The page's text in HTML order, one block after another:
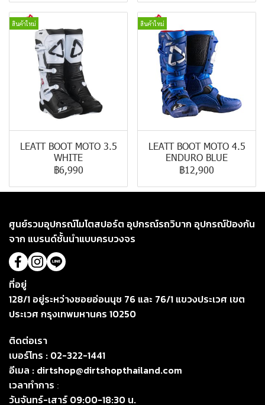
สินค้าใหม่
LEATT BOOT MOTO 3.5
WHITE
฿6,990
สินค้าใหม่
LEATT BOOT MOTO 4.5
ENDURO BLUE
฿12,900
ศูนย์รวมอุปกรณ์โมโตสปอร์ต อุปกรณ์รถวิบาก อุปกรณ์ป้องกัน
จาก แบรนด์ชั้นนำแบบครบวงจร
ที่อยู่
128/1 อยู่ระหว่างซอยอ่อนนุช 76 และ 76/1 แขวงประเวศ เขต
ประเวศ กรุงเทพมหานคร 10250
ติดต่อเรา
เบอร์โทร : 02-322-1441
อีเมล : dirtshop@dirtshopthailand.com
เวลาทำการ :
วันจันทร์-เสาร์ 09:00-18:30 น.